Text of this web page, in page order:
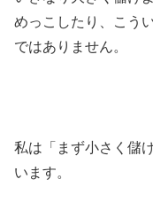
めっこしたり、こう
ではありません。
私は「まず小さく儲
います。